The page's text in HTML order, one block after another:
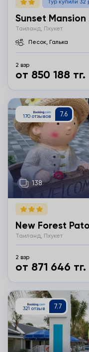
Тур купили 32
Sunset Mansion
Таиланд, Пхукет
Песок, Галька
2 взр
от 850 188 тг.
New Forest
Таиланд, Пхукет
2 взр
от 871 646 тг.
Подробнее
Подробнее